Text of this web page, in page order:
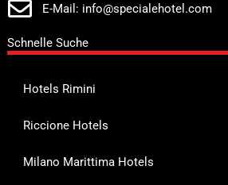
E-Mail: info@specialehotel.com
Schnelle Suche
Hotels Rimini
Riccione Hotels
Milano Marittima Hotels